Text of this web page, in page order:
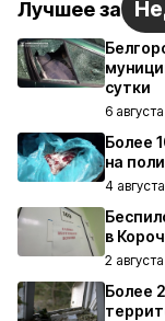
Лучшее за
сутки
6 августа
Более
на
4
в
2 августа
Более